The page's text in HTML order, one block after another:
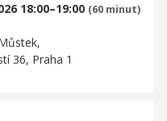
18:00–19:00 (60 minut)
36, Praha 1